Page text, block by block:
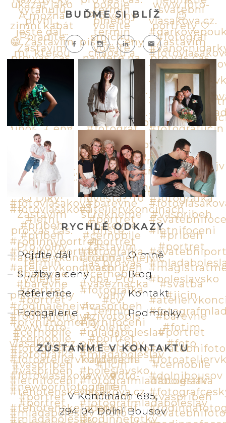
BUĎME SI BLÍŽ
RYCHLÉ ODKAZY
Pojďte dál
Služby a ceny
Reference
Fotogalerie
O mně
Blog
Kontakt
Podmínky
ZŮSTAŇME V KONTAKTU
V Končinách 685,
294 04 Dolní Bousov